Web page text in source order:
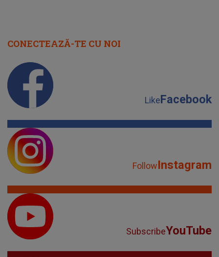
CONECTEAZĂ-TE CU NOI
LikeFacebook
FollowInstagram
SubscribeYouTube